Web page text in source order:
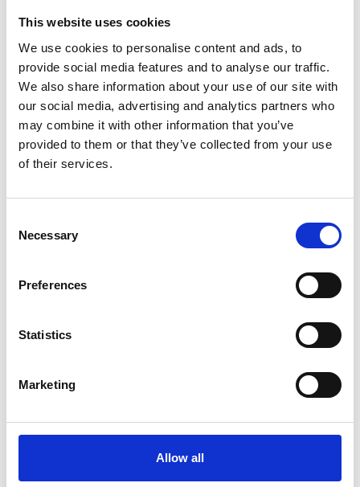
This website uses cookies
We use cookies to personalise content and ads, to
provide social media features and to analyse our traffic.
We also share information about your use of our site with
our social media, advertising and analytics partners who
may combine it with other information that you’ve
provided to them or that they’ve collected from your use
of their services.
Selection
Necessary
Preferences
Statistics
Marketing
Allow all
costruzione di nuove abitazioni
Repubblica Ceca
La Škoda avvia la produzione del suo SUV Peaq
Repubblica Ceca